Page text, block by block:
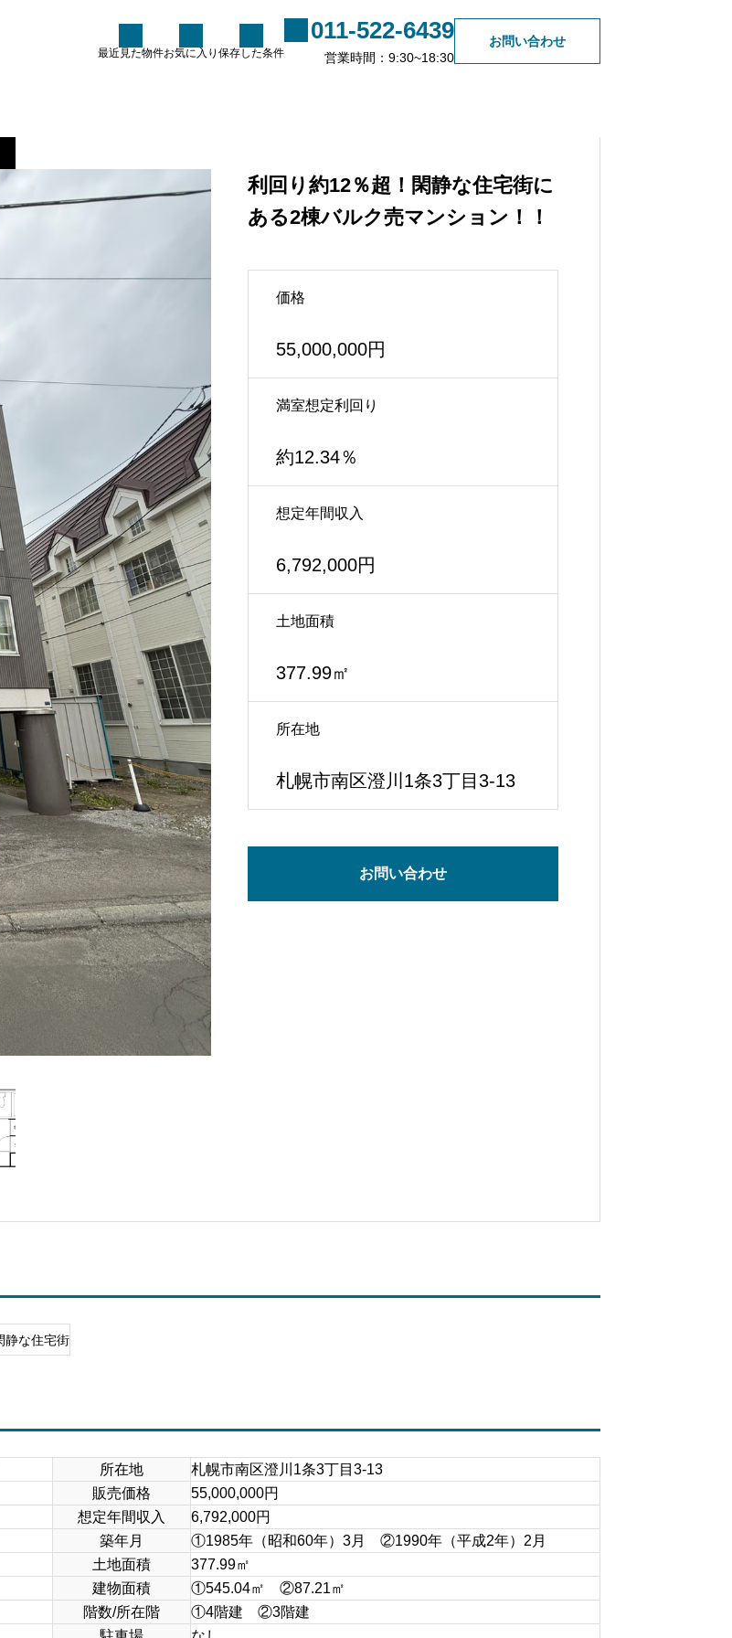
最近見た物件お気に入り保存した条件
011-522-6439
営業時間：9:30~18:30
お問い合わせ
ていませんか？～100点の物
新人不動産営業マンの成長記
レイスサワダ 利回り約
利回り約12％超！閑静な住宅街に
ある2棟バルク売マンション！！
価格
55,000,000円
満室想定利回り
約12.34％
想定年間収入
6,792,000円
土地面積
377.99㎡
所在地
札幌市南区澄川1条3丁目3-13
お問い合わせ
静な住宅街
所在地
札幌市南区澄川1条3丁目3-13
販売価格
55,000,000円
想定年間収入
6,792,000円
築年月
①1985年（昭和60年）3月 ②1990年（平成2年）2月
土地面積
377.99㎡
建物面積
①545.04㎡ ②87.21㎡
階数/所在階
①4階建 ②3階建